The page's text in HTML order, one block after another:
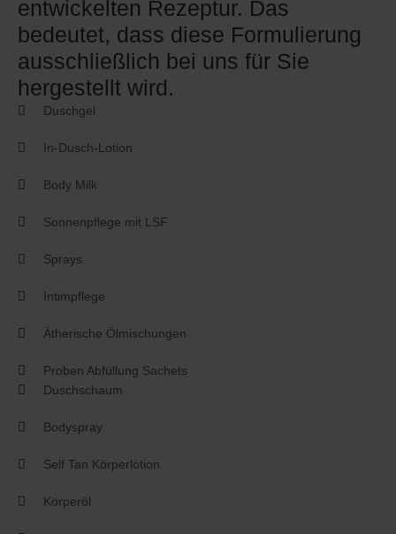
entwickelten Rezeptur. Das
bedeutet, dass diese Formulierung
ausschließlich bei uns für Sie
hergestellt wird.
Duschgel
In-Dusch-Lotion
Body Milk
Sonnenpflege mit LSF
Sprays
Intimpflege
Ätherische Ölmischungen
Proben Abfüllung Sachets
Duschschaum
Bodyspray
Self Tan Körperlotion
Körperöl